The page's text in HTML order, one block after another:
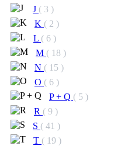
J ( 3 )
K ( 2 )
L ( 6 )
M ( 18 )
N ( 15 )
O ( 6 )
P + Q ( 5 )
R ( 9 )
S ( 41 )
T ( 19 )